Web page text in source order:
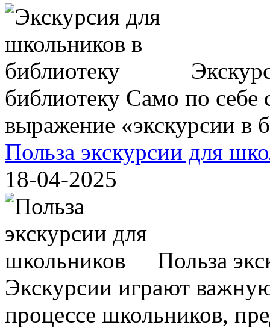
библиотеку Само по себе
выражение «экскурсии в
Польза экскурсии для
18-04-2025
Польза
Экскурсии играют
процессе школьников,